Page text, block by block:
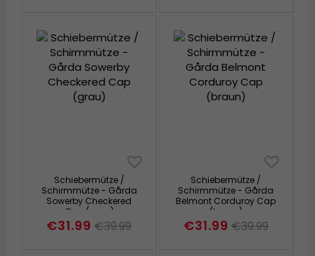
Schiebermütze /
Schirmmütze - Gårda
Sowerby Checkered
Cap (grau)
€31.99 €39.99
Schiebermütze /
Schirmmütze - Gårda
Belmont Corduroy Cap
(braun)
€31.99 €39.99